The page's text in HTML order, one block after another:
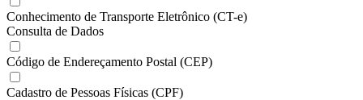
Conhecimento de Transporte Eletrônico (CT-e)
Consulta de Dados
Código de Endereçamento Postal (CEP)
Cadastro de Pessoas Físicas (CPF)